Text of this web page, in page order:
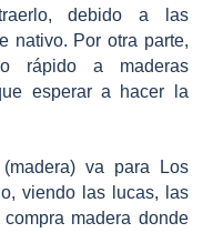
debido a las
nativo. Por otra parte,
rápido a maderas
esperar a hacer la
va para Los
viendo las lucas, las
madera donde